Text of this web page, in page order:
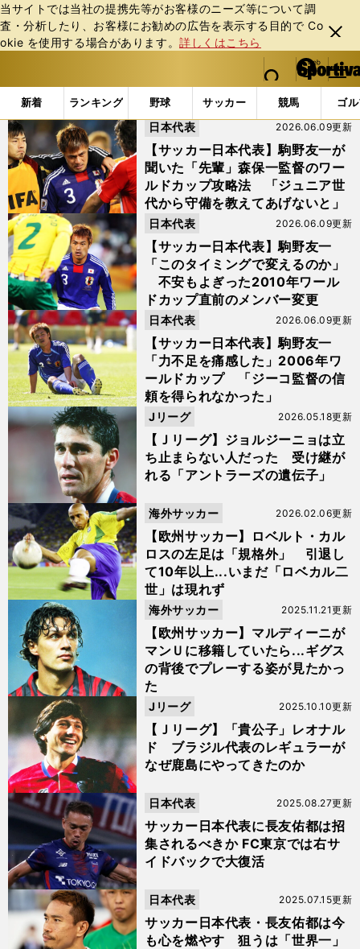
当サイトでは当社の提携先等がお客様のニーズ等について調
査・分析したり、お客様にお勧めの広告を表⽰する⽬的で Co
okie を使⽤する場合があります。詳しくはこちら
閉じ
る
web Sportiva (webスポルティーバ)
検索
マイペ
ー
ジ
メニュ
新着 ランキング 野球 サッカー 競馬 ゴ
b
ス
ポ
ル
テ
ー
バ
「#サイドバック」の最新ニュース・ 情報
【サッカー日本代表】駒野友一が
聞いた「先輩」森保一監督のワー
ルドカップ攻略法 「ジュニア世
代から守備を教えてあげないと」
2026.06.09更新
日本代表
【サッカー日本代表】駒野友一
「このタイミングで変えるのか」
不安もよぎった2010年ワール
ドカップ直前のメンバー変更
2026.06.09更新
日本代表
【サッカー日本代表】駒野友一
「力不足を痛感した」2006年ワ
ールドカップ 「ジーコ監督の信
頼を得られなかった」
2026.06.09更新
日本代表
【Ｊリーグ】ジョルジーニョは立
ち止まらない人だった 受け継が
れる「アントラーズの遺伝子」
2026.05.18更新
Jリーグ
【欧州サッカー】ロベルト・カル
ロスの左足は「規格外」 引退し
て10年以上...いまだ「ロベカル二
世」は現れず
2026.02.06更新
海外サッカー
【欧州サッカー】マルディーニが
マンＵに移籍していたら...ギグス
の背後でプレーする姿が見たかっ
た
2025.11.21更新
海外サッカー
【Ｊリーグ】「貴公子」レオナル
ド ブラジル代表のレギュラーが
なぜ鹿島にやってきたのか
2025.10.10更新
Jリーグ
サッカー日本代表に長友佑都は招
集されるべきか FC東京では右サ
イドバックで大復活
2025.08.27更新
日本代表
サッカー日本代表・長友佑都は今
も心を燃やす 狙うは「世界一」
2025.07.15更新
日本代表